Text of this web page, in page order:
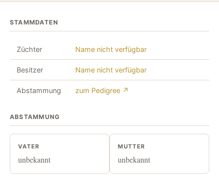
STAMMDATEN
Züchter Name nicht verfügbar
Besitzer Name nicht verfügbar
Abstammung zum Pedigree ↗
ABSTAMMUNG
VATER
unbekannt
MUTTER
unbekannt